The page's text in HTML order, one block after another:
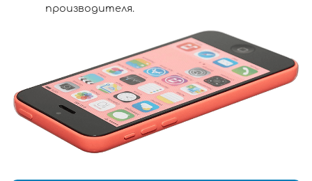
производителя.